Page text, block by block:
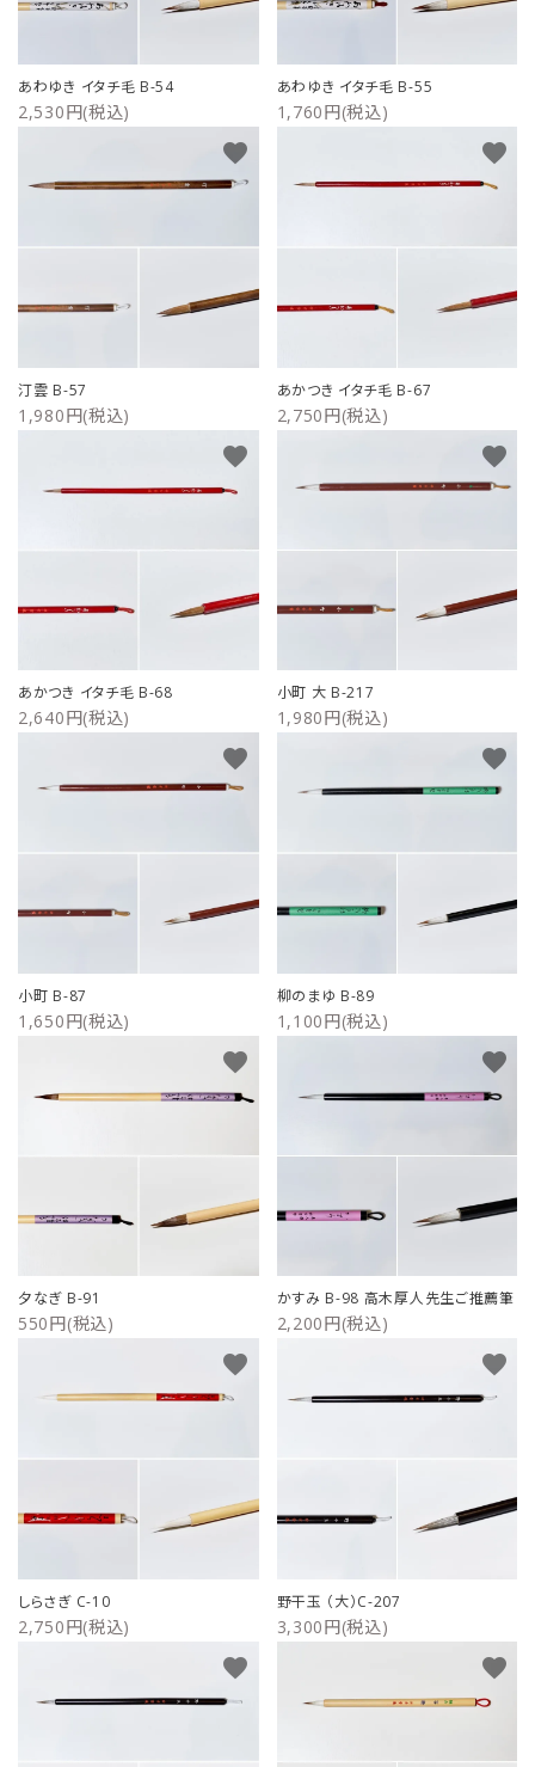
あわゆき イタチ毛 B-54
2,530円(税込)
あわゆき イタチ毛 B-55
1,760円(税込)
汀雲 B-57
1,980円(税込)
favorite
あかつき イタチ毛 B-67
2,750円(税込)
favorite
あかつき イタチ毛 B-68
2,640円(税込)
favorite
小町 大 B-217
1,980円(税込)
favorite
小町 B-87
1,650円(税込)
favorite
柳のまゆ B-89
1,100円(税込)
favorite
夕なぎ B-91
550円(税込)
favorite
かすみ B-98 高木厚人先生ご推薦筆
2,200円(税込)
favorite
しらさぎ C-10
2,750円(税込)
favorite
野干玉 （大）C-207
3,300円(税込)
favorite
favorite favorite